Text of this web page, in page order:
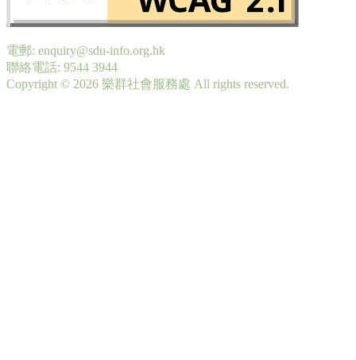
電郵: enquiry@sdu-info.org.hk
聯絡電話: 9544 3944
Copyright © 2026 樂群社會服務處 All rights reserved.